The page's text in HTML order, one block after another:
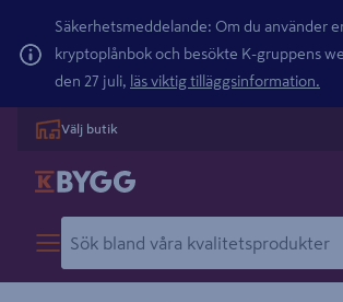
Säkerhetsmeddelande: Om du använder
kryptoplånbok och besökte K-gruppens
den 27 juli, läs viktig tilläggsinformation.
Välj butik